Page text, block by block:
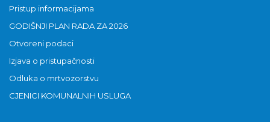
Pristup informacijama
GODIŠNJI PLAN RADA ZA 2026
Otvoreni podaci
Izjava o pristupačnosti
Odluka o mrtvozorstvu
CJENICI KOMUNALNIH USLUGA